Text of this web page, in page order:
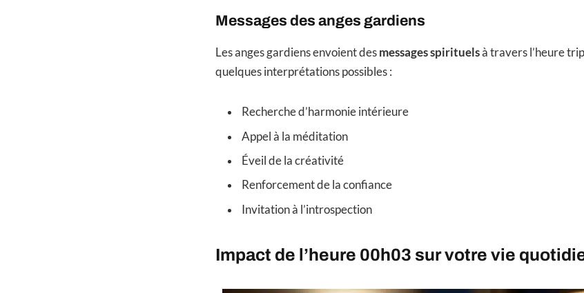
Messages des anges gardiens
Les anges gardiens envoient des messages spirituelsà travers l’heure
quelques interprétations possibles :
Recherche d’harmonie intérieure
Appel à la méditation
Éveil de la créativité
Renforcement de la confiance
Invitation à l’introspection
Impact de l’heure 00h03 sur votre vie